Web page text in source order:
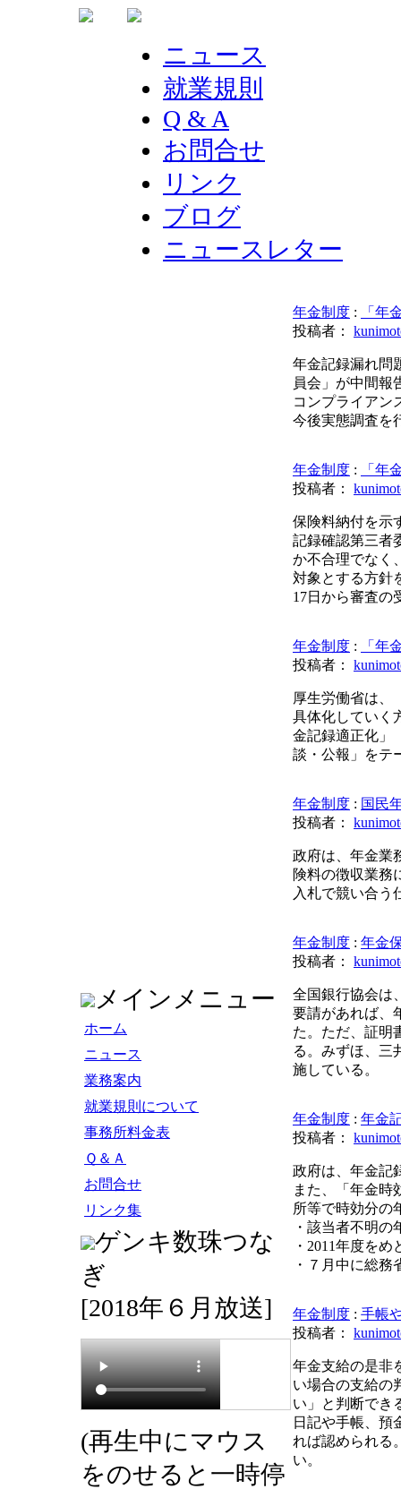
ニュース
就業規則
Q & A
お問合せ
リンク
ブログ
ニュースレター
メインメニュー
ホーム
ニュース
業務案内
就業規則について
事務所料金表
Ｑ＆Ａ
お問合せ
リンク集
ゲンキ数珠つな
ぎ
[2018年６月放送]
(再生中にマウス
をのせると一時停
年金制度 :
「年
投稿者：
年金記録漏れ問
員会」が中間報
コンプライアン
今後実態調査を
年金制度 :
「年
投稿者：
保険料納付を示
記録確認第三者
か不合理でなく
対象とする方針
17日から審査の
年金制度 :
「年
投稿者：
厚生労働省は、
具体化していく
金記録適正化」
談・公報」をテ
年金制度 : 国民
投稿者：
政府は、年金業
険料の徴収業務
入札で競い合う
年金制度 : 年金
投稿者：
全国銀行協会は
要請があれば、
た。ただ、証明
る。みずほ、三
施している。
年金制度 : 年金
投稿者：
政府は、年金記
また、「年金時
所等で時効分の
・該当者不明
・2011年度を
・７月中に総
年金制度 : 手帳
投稿者：
年金支給の是非
い場合の支給の
い」と判断でき
日記や手帳、預
れば認められる
い。